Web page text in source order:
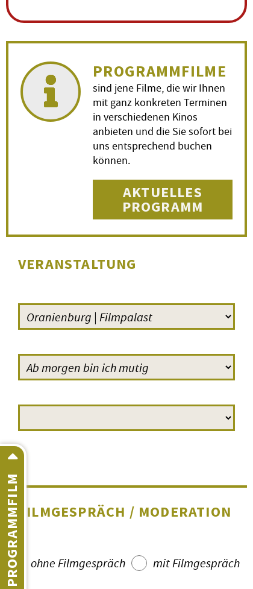
PROGRAMMFILM
PROGRAMMFILME
sind jene Filme, die wir Ihnen
mit ganz konkreten Terminen
in verschiedenen Kinos
anbieten und die Sie sofort bei
uns entsprechend buchen
können.
AKTUELLES
PROGRAMM
VERANSTALTUNG
FILMGESPRÄCH / MODERATION
ohne Filmgespräch mit Filmgespräch